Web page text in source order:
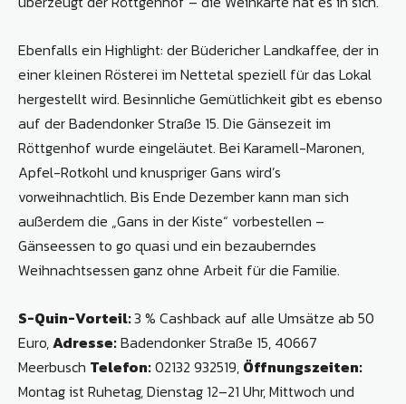
Ebenfalls ein Highlight: der Büdericher Landkaffee, der in
einer kleinen Rösterei im Nettetal speziell für das Lokal
hergestellt wird. Besinnliche Gemütlichkeit gibt es ebenso
auf der Badendonker Straße 15. Die Gänsezeit im
Röttgenhof wurde eingeläutet. Bei Karamell-Maronen,
Apfel-Rotkohl und knuspriger Gans wird’s
vorweihnachtlich. Bis Ende Dezember kann man sich
außerdem die „Gans in der Kiste“ vorbestellen –
Gänseessen to go quasi und ein bezauberndes
Weihnachtsessen ganz ohne Arbeit für die Familie.
S-Quin-Vorteil:3 % Cashback auf alle Umsätze ab 50
Euro,Adresse:Badendonker Straße 15, 40667
Meerbusch Telefon:02132 932519, Öffnungszeiten:
Montag ist Ruhetag, Dienstag 12–21 Uhr, Mittwoch und